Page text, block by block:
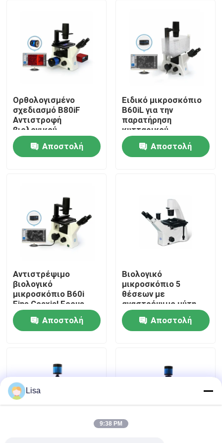
Σπίτι
Βίντεο
Εμφάνιση VR
Περίπου εμείς
Γύρος εργοστασίων
Μας ελάτε σε επαφή με
Ειδήσεις
Ορθολογισμένο
σχεδιασμό B80iF
Αντιστροφή
βιολογικού
μικροσκόπου για την
παρατήρηση
κυτταρικού ιστού
Αποστολή
Ειδικό μικροσκόπιο
B60iL για την
παρατήρηση
κυτταρικού
εργοστασίου
Αποστολή
Αντιστρέψιμο
βιολογικό
μικροσκόπιο B60i
Fine Coaxial Focus
Αποστολή
Βιολογικό
μικροσκόπιο 5
θέσεων με
αναστρέψιμο μύτη
B50i
Αποστολή
Lisa
9:38 PM